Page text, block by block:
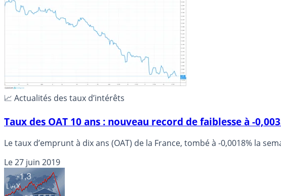
📈 Actualités des taux d’intérêts
Taux des OAT 10 ans : nouveau record de faiblesse à -
Le taux d’emprunt à dix ans (OAT) de la France, tombé à -0,0018% la
Le27 juin 2019